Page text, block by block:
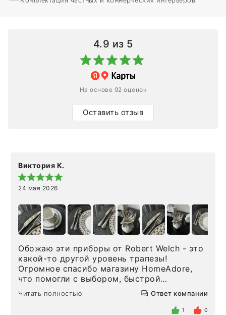
4.9 из 5
На основе 92 оценок
Оставить отзыв
Виктория К.
24 мая 2026
Обожаю эти приборы от Robert Welch - это
какой-то другой уровень трапезы!
Огромное спасибо магазину HomeAdore,
что помогли с выбором, быстрой
доставкой и высоким сервисом. Один раз
была здесь лично, забирала чайные ложки,
внутри очень много антикварной посуды,
Читать полностью Ответ компании
1 0